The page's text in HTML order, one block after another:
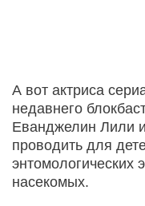
А вот актриса
недавнего
Еванджелин Лили
проводить для
энтомологических
насекомых.